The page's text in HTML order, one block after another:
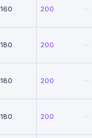
160 200
180 200
180 200
180 200
—
—
—
—